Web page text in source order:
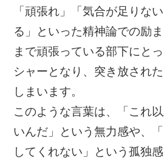
「頑張れ」「気合が足りな
る」といった精神論での励
まで頑張っている部下にと
シャーとなり、突き放され
しまいます。
このような言葉は、「これ
いんだ」という無力感や、
してくれない」という孤独